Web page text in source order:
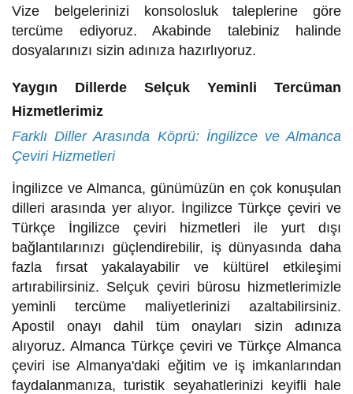
Vize belgelerinizi konsolosluk taleplerine göre
tercüme ediyoruz. Akabinde talebiniz halinde
dosyalarınızı sizin adınıza hazırlıyoruz.
Yaygın Dillerde Selçuk Yeminli Tercüman
Hizmetlerimiz
Farklı Diller Arasında Köprü: İngilizce ve Almanca
Çeviri Hizmetleri
İngilizce ve Almanca, günümüzün en çok konuşulan
dilleri arasında yer alıyor. İngilizce Türkçe çeviri ve
Türkçe İngilizce çeviri hizmetleri ile yurt dışı
bağlantılarınızı güçlendirebilir, iş dünyasında daha
fazla fırsat yakalayabilir ve kültürel etkileşimi
artırabilirsiniz. Selçuk çeviri bürosu hizmetlerimizle
yeminli tercüme maliyetlerinizi azaltabilirsiniz.
Apostil onayı dahil tüm onayları sizin adınıza
alıyoruz. Almanca Türkçe çeviri ve Türkçe Almanca
çeviri ise Almanya'daki eğitim ve iş imkanlarından
faydalanmanıza, turistik seyahatlerinizi keyifli hale